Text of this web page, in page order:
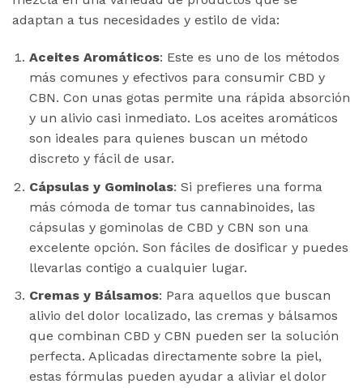
adaptan a tus necesidades y estilo de vida:
Aceites Aromáticos: Este es uno de los métodos
más comunes y efectivos para consumir CBD y
CBN. Con unas gotas permite una rápida absorción
y un alivio casi inmediato. Los aceites aromáticos
son ideales para quienes buscan un método
discreto y fácil de usar.
Cápsulas y Gominolas: Si prefieres una forma
más cómoda de tomar tus cannabinoides, las
cápsulas y gominolas de CBD y CBN son una
excelente opción. Son fáciles de dosificar y puedes
llevarlas contigo a cualquier lugar.
Cremas y Bálsamos: Para aquellos que buscan
alivio del dolor localizado, las cremas y bálsamos
que combinan CBD y CBN pueden ser la solución
perfecta. Aplicadas directamente sobre la piel,
estas fórmulas pueden ayudar a aliviar el dolor